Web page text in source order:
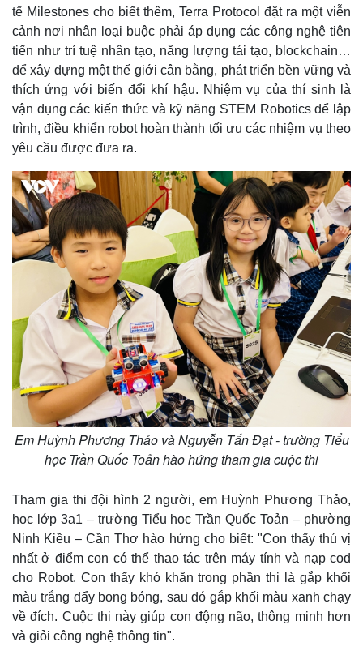
tế Milestones cho biết thêm, Terra Protocol đặt ra một viễn
cảnh nơi nhân loại buộc phải áp dụng các công nghệ tiên
tiến như trí tuệ nhân tạo, năng lượng tái tạo, blockchain…
để xây dựng một thế giới cân bằng, phát triển bền vững và
thích ứng với biến đổi khí hậu. Nhiệm vụ của thí sinh là
vận dụng các kiến thức và kỹ năng STEM Robotics để lập
trình, điều khiển robot hoàn thành tối ưu các nhiệm vụ theo
yêu cầu được đưa ra.
Em Huỳnh Phương Thảo và Nguyễn Tấn Đạt - trường Tiểu
học Trần Quốc Toản hào hứng tham gia cuộc thi
Tham gia thi đội hình 2 người, em Huỳnh Phương Thảo,
học lớp 3a1 – trường Tiểu học Trần Quốc Toản – phường
Ninh Kiều – Cần Thơ hào hứng cho biết: "Con thấy thú vị
nhất ở điểm con có thể thao tác trên máy tính và nạp cod
cho Robot. Con thấy khó khăn trong phần thi là gắp khối
màu trắng đẩy bong bóng, sau đó gắp khối màu xanh chạy
về đích. Cuộc thi này giúp con động não, thông minh hơn
và giỏi công nghệ thông tin".